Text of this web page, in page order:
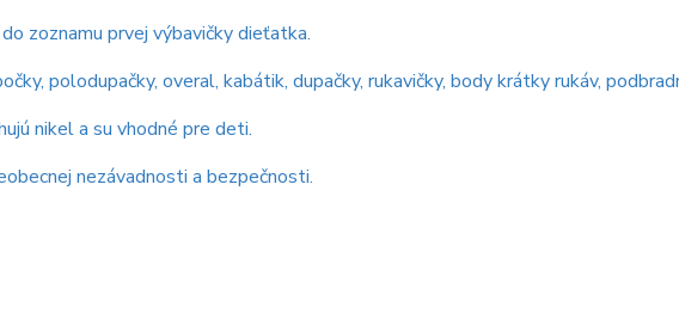
zoznamu prvej výbavičky dieťatka.
polodupačky, overal, kabátik, dupačky, rukavičky, body krátky rukáv,
nikel a su vhodné pre deti.
nezávadnosti a bezpečnosti.